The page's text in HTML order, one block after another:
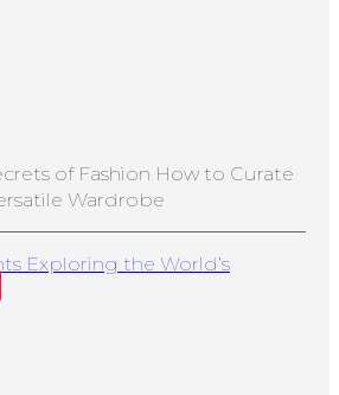
of Fashion How to Curate
Wardrobe